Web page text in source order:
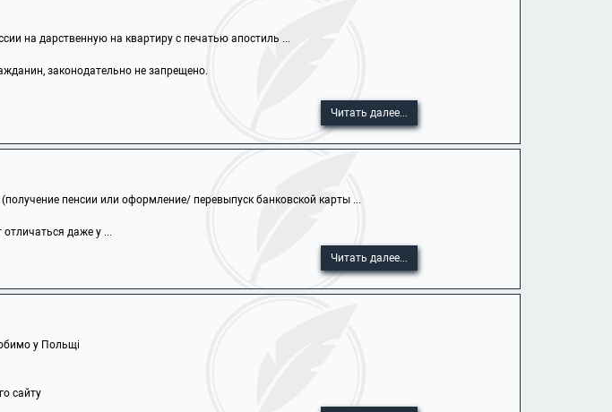
на дарственную на квартиру с печатью апостиль ...
законодательно не запрещено.
Читать далее...
пенсии или оформление/ перевыпуск банковской карты ...
даже у ...
Читать далее...
у Польщі
сайту